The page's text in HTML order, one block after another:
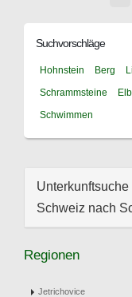
Suchvorschläge
Hohnstein Berg
Schrammsteine
Schwimmen
Schweiz nach
Regionen
Jetrichovice